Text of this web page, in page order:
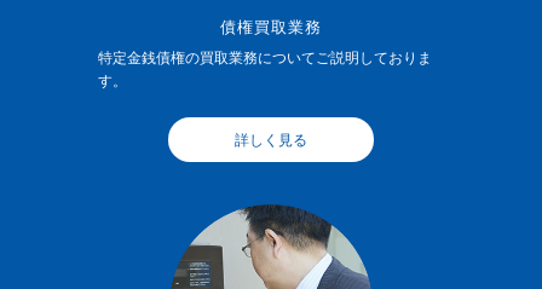
債権買取業務
特定金銭債権の買取業務についてご説明しておりま
す。
詳しく見る